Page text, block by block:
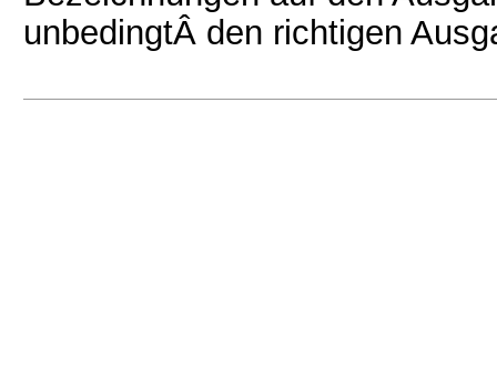
unbedingtÂ den richtigen